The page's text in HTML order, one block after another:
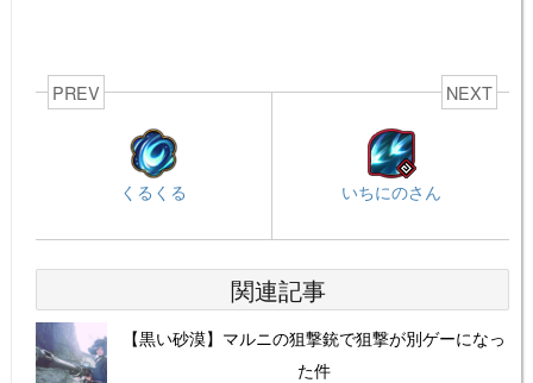
PREV
くるくる
NEXT
いちにのさん
関連記事
【黒い砂漠】マルニの狙撃銃で狙撃が別ゲーになっ
た件